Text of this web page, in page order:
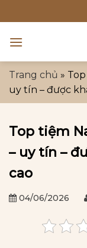
qua
nội
Trang chủ »
uy tín – được
Top tiệm
– uy tín –
cao
04/06/2026